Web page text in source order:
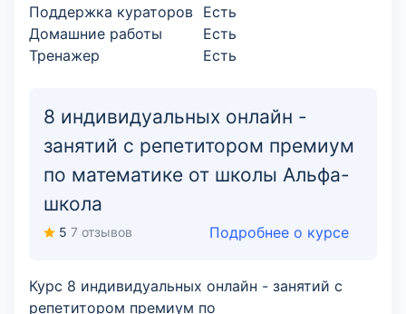
Поддержка кураторов Есть
Домашние работы
Есть
Тренажер
Есть
8 индивидуальных онлайн -
занятий с репетитором премиум
по математике от школы Альфа-
школа
5 7 отзывов Подробнее о курсе
Курс 8 индивидуальных онлайн - занятий с
репетитором премиум по